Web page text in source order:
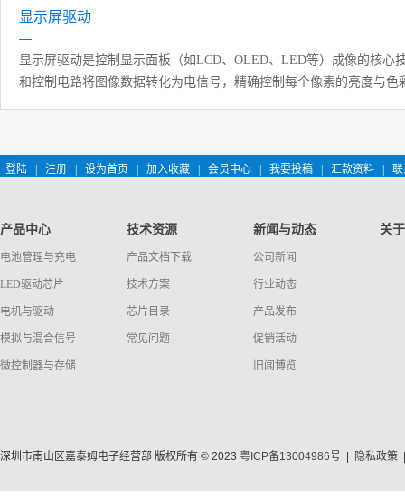
显示屏驱动
显示屏驱动‌是控制显示面板（如LCD、OLED、LED等）成像的核心
和控制电路将图像数据转化为电信号，精确控制每个像素的亮度与色
登陆 注册 设为首页 加入收藏 会员中心 我要投稿 汇款资料
产品中心
电池管理与充电
LED驱动芯片
电机与驱动
模拟与混合信号
微控制器与存储
技术资源
产品文档下载
技术方案
芯片目录
常见问题
新闻与动态
公司新闻
行业动态
产品发布
促销活动
旧闻博览
关
深圳市南山区嘉泰姆电子经营部 版权所有 © 2023 粤ICP备13004986号 隐私政策